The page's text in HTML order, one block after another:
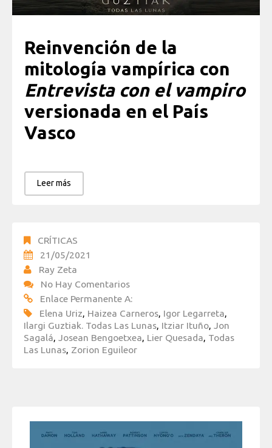
Reinvención de la
mitología vampírica con
Entrevista con el vampiro
versionada en el País
Vasco
Leer más
CRÍTICAS
21/05/2021
Ray Zeta
No Hay Comentarios
Enlace Permanente A:
Elena Uriz, Haizea Carneros, Igor Legarreta,
Ilargi Guztiak. Todas Las Lunas, Itziar Ituño, Jon
Sagalá, Josean Bengoetxea, Lier Quesada, Todas
Las Lunas, Zorion Eguileor